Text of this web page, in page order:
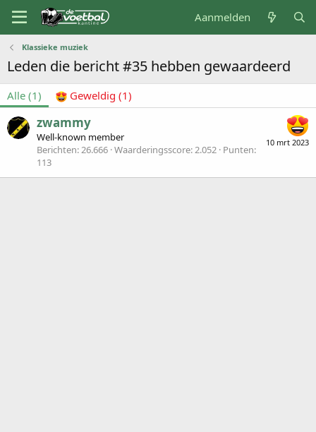
Aanmelden
Klassieke muziek
Leden die bericht #35 hebben gewaardeerd
Alle (1) Geweldig (1)
10 mrt 2023
zwammy
Well-known member
Berichten 26.666 Waarderingsscore 2.052 Punten
113